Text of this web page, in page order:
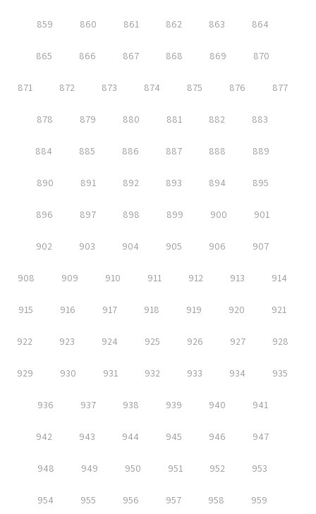
859 860 861 862 863 864
865 866 867 868 869 870
871 872 873 874 875 876 877
878 879 880 881 882 883
884 885 886 887 888 889
890 891 892 893 894 895
896 897 898 899 900 901
902 903 904 905 906 907
908 909 910 911 912 913 914
915 916 917 918 919 920 921
922 923 924 925 926 927 928
929 930 931 932 933 934 935
936 937 938 939 940 941
942 943 944 945 946 947
948 949 950 951 952 953
954 955 956 957 958 959